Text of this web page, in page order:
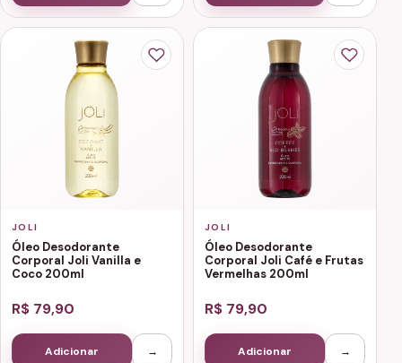
JOLI
Óleo Desodorante
Corporal Joli Vanilla e
Coco 200ml
R$ 79,90
Adicionar →
JOLI
Óleo Desodorante
Corporal Joli Café e Frutas
Vermelhas 200ml
R$ 79,90
Adicionar →